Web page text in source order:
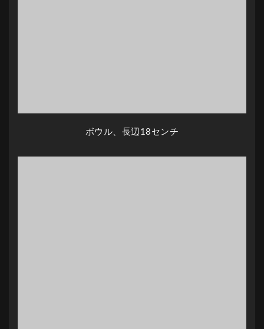
ボウル、長辺18センチ